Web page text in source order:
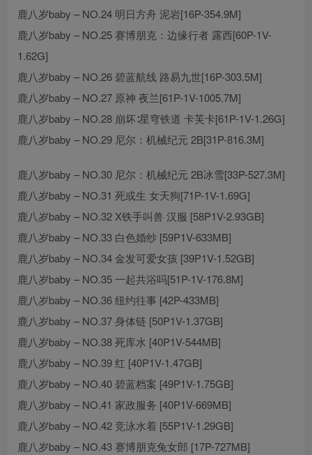
鹿八岁baby – NO.24 明日方舟 泥岩[16P-354.9M]
鹿八岁baby – NO.25 赛博朋克：边缘行者 露西[60P-1V-
1.62G]
鹿八岁baby – NO.26 碧蓝航线 路易九世[16P-303.5M]
鹿八岁baby – NO.27 原神 夜兰[61P-1V-1005.7M]
鹿八岁baby – NO.28 崩坏∶星穹铁道 卡芙卡[61P-1V-1.26G]
鹿八岁baby – NO.29 尼尔：机械纪元 2B[31P-816.3M]
鹿八岁baby – NO.30 尼尔：机械纪元 2B冰雪[33P-527.3M]
鹿八岁baby – NO.31 死或生 女天狗[71P-1V-1.69G]
鹿八岁baby – NO.32 X铁手叫兽 汉服 [58P1V-2.93GB]
鹿八岁baby – NO.33 白色婚纱 [59P1V-633MB]
鹿八岁baby – NO.34 金发可爱女孩 [39P1V-1.52GB]
鹿八岁baby – NO.35 一起共浴吗[51P-1V-176.8M]
鹿八岁baby – NO.36 纽约往事 [42P-433MB]
鹿八岁baby – NO.37 身体链 [50P1V-1.37GB]
鹿八岁baby – NO.38 死库水 [40P1V-544MB]
鹿八岁baby – NO.39 红 [40P1V-1.47GB]
鹿八岁baby – NO.40 碧蓝档案 [49P1V-1.75GB]
鹿八岁baby – NO.41 家政服务 [40P1V-669MB]
鹿八岁baby – NO.42 竞泳水着 [55P1V-1.29GB]
鹿八岁baby – NO.43 赛博朋克兔女郎 [17P-727MB]